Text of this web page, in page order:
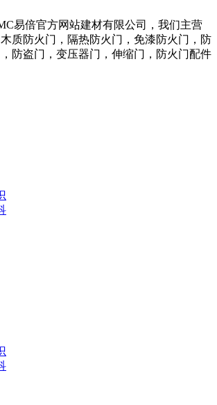
易倍官方网站建材有限公司，我们主营
质防火门，隔热防火门，免漆防火门，防
防盗门，变压器门，伸缩门，防火门配件